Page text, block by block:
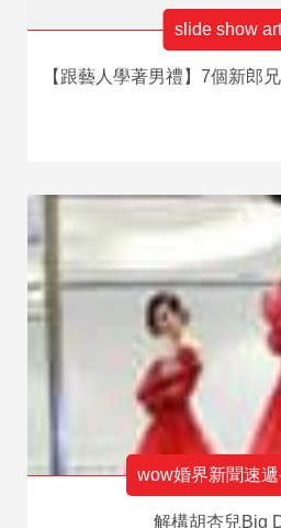
slide show
【跟藝人學著男禮】7個新郎
wow婚界新聞速
解構胡杏兒Big